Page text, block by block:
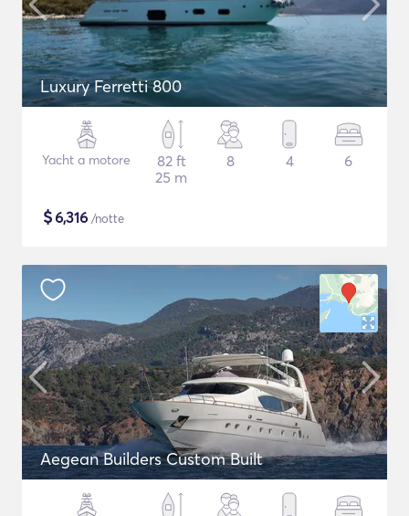
Luxury Ferretti 800
Yacht a motore
82 ft
25 m
8 4 6
$6,316 /notte
Aegean Builders Custom Built